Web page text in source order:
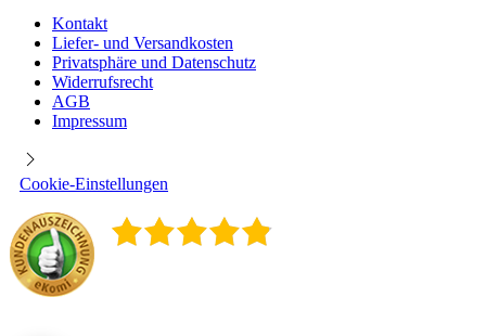
Kontakt
Liefer- und Versandkosten
Privatsphäre und Datenschutz
Widerrufsrecht
AGB
Impressum
Cookie-Einstellungen